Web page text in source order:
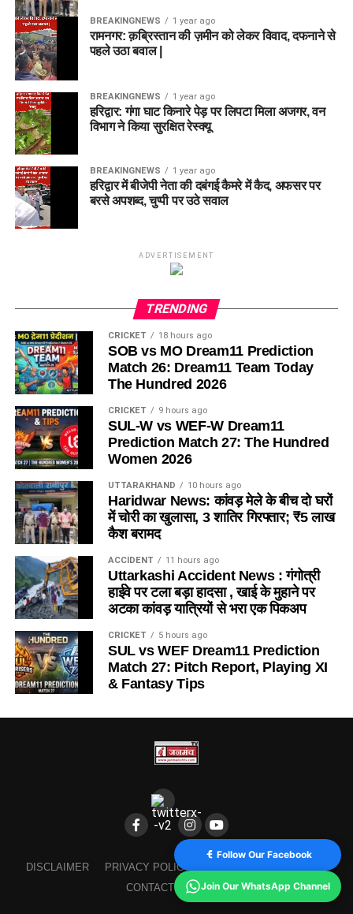
BREAKINGNEWS 1 year ago
रामनगर: क़ब्रिस्तान की ज़मीन को लेकर विवाद, दफनाने से
पहले उठा बवाल |
BREAKINGNEWS 1 year ago
हरिद्वार: गंगा घाट किनारे पेड़ पर लिपटा मिला अजगर, वन
विभाग ने किया सुरक्षित रेस्क्यू
BREAKINGNEWS 1 year ago
हरिद्वार में बीजेपी नेता की दबंगई कैमरे में कैद, अफसर पर
बरसे अपशब्द, चुप्पी पर उठे सवाल
ADVERTISEMENT
TRENDING
CRICKET 18 hours ago
SOB vs MO Dream11 Prediction
Match 26: Dream11 Team Today
The Hundred 2026
CRICKET 9 hours ago
SUL-W vs WEF-W Dream11
Prediction Match 27: The Hundred
Women 2026
UTTARAKHAND 10 hours ago
Haridwar News: कांवड़ मेले के बीच दो घरों
में चोरी का खुलासा, 3 शातिर गिरफ्तार; ₹5 लाख
कैश बरामद
ACCIDENT 11 hours ago
Uttarkashi Accident News : गंगोत्री
हाईवे पर टला बड़ा हादसा , खाई के मुहाने पर
अटका कांवड़ यात्रियों से भरा एक पिकअप
CRICKET 5 hours ago
SUL vs WEF Dream11 Prediction
Match 27: Pitch Report, Playing XI
& Fantasy Tips
DISCLAIMER PRIVACY POLICY
TERMS AND CONDITION
CONTACT
ABOUT US
Follow Our Facebook
Join Our WhatsApp Channel